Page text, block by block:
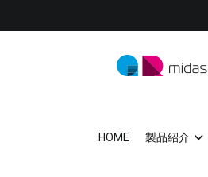
HOME 製品紹介